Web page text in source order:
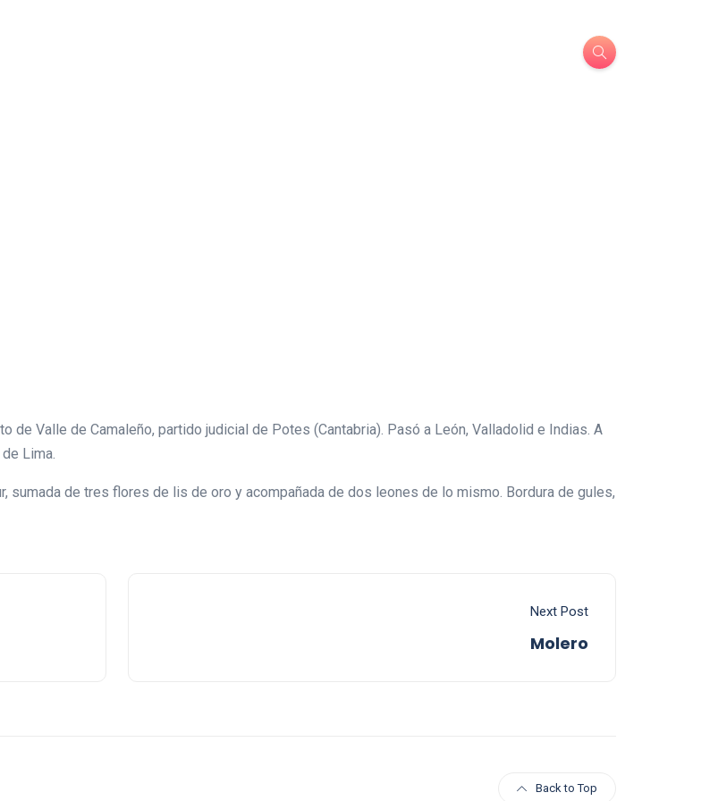
de Valle de Camaleño, partido judicial de Potes (Cantabria). Pasó a León, Valladolid e Indias. A
Lima.
sumada de tres flores de lis de oro y acompañada de dos leones de lo mismo. Bordura de gules,
Next Post
Molero
Back to Top